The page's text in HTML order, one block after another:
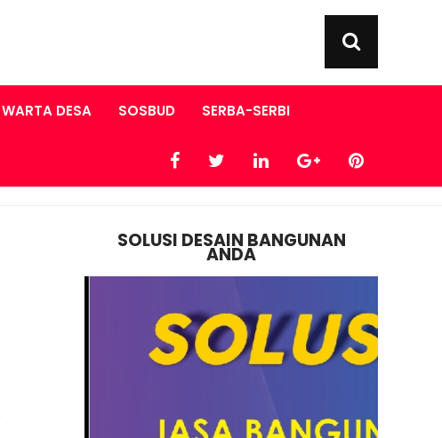
WARTA DESA SOSBUD SERBA-SERBI
SOLUSI DESAIN BANGUNAN
ANDA